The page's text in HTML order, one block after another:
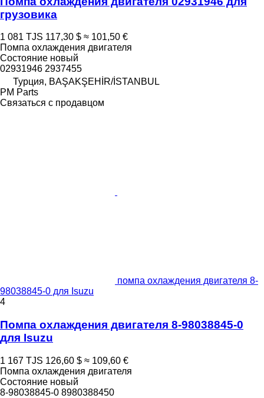
грузовика
1 081 TJS 117,30 $ ≈ 101,50 €
Помпа охлаждения двигателя
Состояние новый
02931946 2937455
Турция, BAŞAKŞEHİR/İSTANBUL
PM Parts
Связаться с продавцом
помпа охлаждения двигателя 8-
98038845-0 для Isuzu
4
Помпа охлаждения двигателя 8-98038845-0
для Isuzu
1 167 TJS 126,60 $ ≈ 109,60 €
Помпа охлаждения двигателя
Состояние новый
8-98038845-0 8980388450